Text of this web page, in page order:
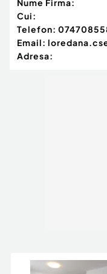
Nume Firma:
Cui:
Telefon:
Email:
Adresa: